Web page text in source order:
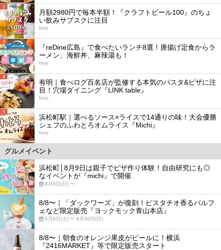
2
月額2980円で毎本半額！『クラフトビール100』のちょ
い飲みサブスクに注目
favy
3
『reDine広島』で食べたいランチ8選！唐揚げ定食からラ
ーメン、海鮮丼、麻辣湯も！
favy
4
有明｜食べログ百名店が監修する本気のパスタ&ピザに注
目！穴場ダイニング『LINK table』
favy
5
浜松町駅｜選べるソース×ライスで14通りの味！大会優勝
シェフのふわとろオムライス『Michi』
favy
グルメイベント
浜松町│8月9日は親子でピザ作り体験！自由研究にも◎
なイベントが『michi』で開催
8月9日(日) 〜
8/8〜｜「ダックワーズ」が復刻！ピスタチオ香るパルフ
ェなど限定販売『ヨックモック青山本店』
8月8日(土) 〜 8月30日(日)
8/8〜｜朝食のオレンジ果皮がビールに！横浜
『2416MARKET』等で限定販売スタート